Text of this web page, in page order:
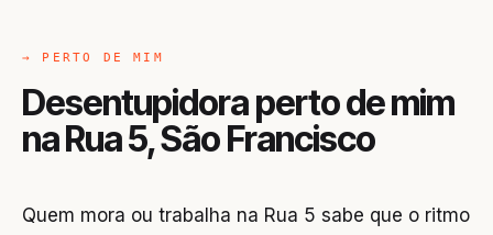
→ PERTO DE MIM
Desentupidora perto de mim
na Rua 5, São Francisco
Quem mora ou trabalha na Rua 5 sabe que o ritmo